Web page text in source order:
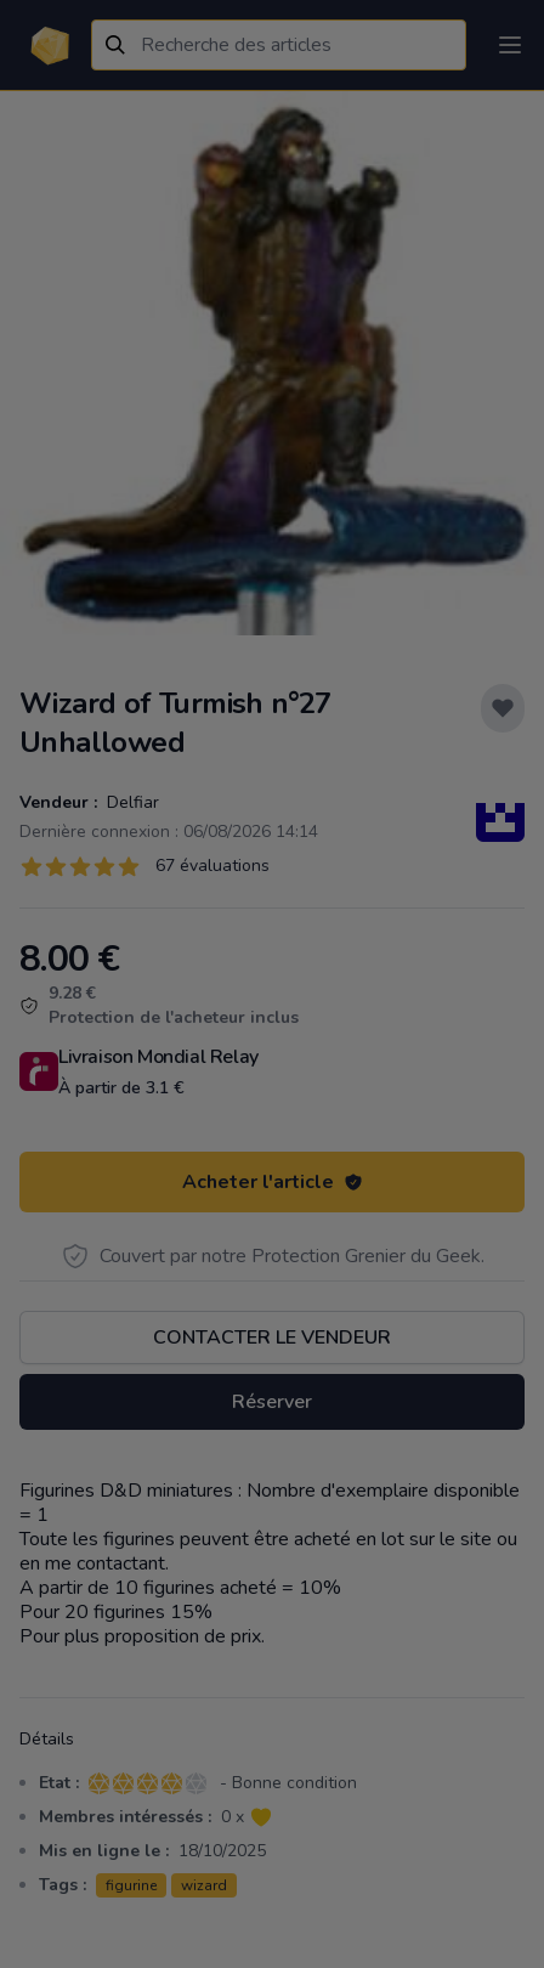
Wizard of Turmish n°27
Unhallowed
Vendeur : Delfiar
Dernière connexion : 06/08/2026 14:14
Évaluations
67 sur 5 étoiles 67 évaluations
Product information
8.00€
9.28 €
Protection de l'acheteur inclus
Livraison Mondial Relay
À partir de 3.1 €
Acheter l'article
Couvert par notre Protection Grenier du Geek.
CONTACTER LE VENDEUR
Réserver
Description
Figurines D&D miniatures : Nombre d'exemplaire disponible
= 1
Toute les figurines peuvent être acheté en lot sur le site ou
en me contactant.
A partir de 10 figurines acheté = 10%
Pour 20 figurines 15%
Pour plus proposition de prix.
Détails
Etat : 4 sur 5 étoiles
- Bonne condition
Membres intéressés : 0 x
Mis en ligne le : 18/10/2025
Tags :
figurine wizard